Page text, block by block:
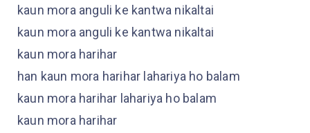
kaun mora anguli ke kantwa nikaltai
kaun mora anguli ke kantwa nikaltai
kaun mora harihar
han kaun mora harihar lahariya ho balam
kaun mora harihar lahariya ho balam
kaun mora harihar